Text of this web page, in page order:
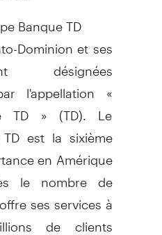
Banque TD
Dominion et ses
désignées
l'appellation «
TD » (TD). Le
est la sixième
en Amérique
le nombre de
ses services à
de clients